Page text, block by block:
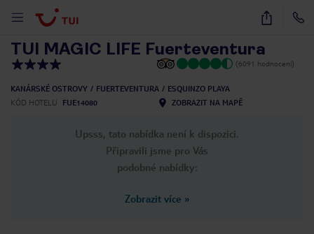
38
TUI MAGIC LIFE Fuerteventura
(6091 hodnocení)
KANÁRSKÉ OSTROVY FUERTEVENTURA
ESQUINZO PLAYA
KÓD HOTELU
FUE14080 ZOBRAZIT NA MAPĚ
Upsss, tato nabídka není k dispozici.
Připravili jsme pro Vás
podobné nabídky:
Zobrazit více »